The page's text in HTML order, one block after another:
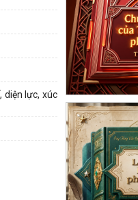
diện lực, xúc
(đoạn...
Quyết định Về
hiện Dự án: Mở
(đoạn...
Quyết định Về
hiện Dự án: Mở
(đoạn...
Quyết định Về
hiện Dự án: Mở
(đoạn...